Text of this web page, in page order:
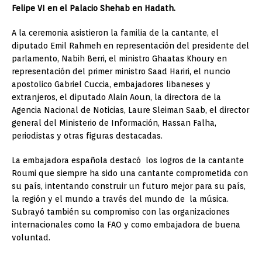
Felipe VI en el Palacio Shehab en Hadath.
A la ceremonia asistieron la familia de la cantante, el
diputado Emil Rahmeh en representación del presidente del
parlamento, Nabih Berri, el ministro Ghaatas Khoury en
representación del primer ministro Saad Hariri, el nuncio
apostolico Gabriel Cuccia, embajadores libaneses y
extranjeros, el diputado Alain Aoun, la directora de la
Agencia Nacional de Noticias, Laure Sleiman Saab, el director
general del Ministerio de Información, Hassan Falha,
periodistas y otras figuras destacadas.
La embajadora española destacó los logros de la cantante
Roumi que siempre ha sido una cantante comprometida con
su país, intentando construir un futuro mejor para su país,
la región y el mundo a través del mundo de la música.
Subrayó también su compromiso con las organizaciones
internacionales como la FAO y como embajadora de buena
voluntad.